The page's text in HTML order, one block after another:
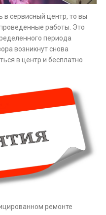
в сервисный центр, то вы
работы. Это
периода
возникнут снова
в центр и бесплатно
ремонте